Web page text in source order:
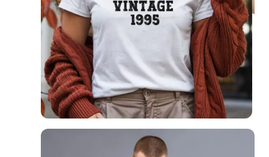
Personaliseeritav unisex T-särk “VINTAGE [sünniaasta]”
29,90€